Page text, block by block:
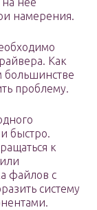
намерения.
Как
большинстве
проблему.
быстро.
к
файлов с
систему